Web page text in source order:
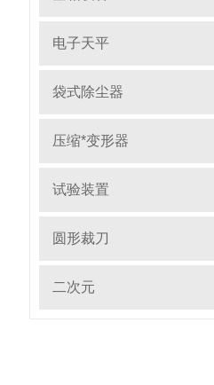
电子天平
袋式除尘器
压缩*变形器
试验装置
圆形裁刀
二次元